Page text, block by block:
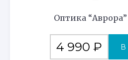
Оптика “Аврора”
4 990 ₽ В